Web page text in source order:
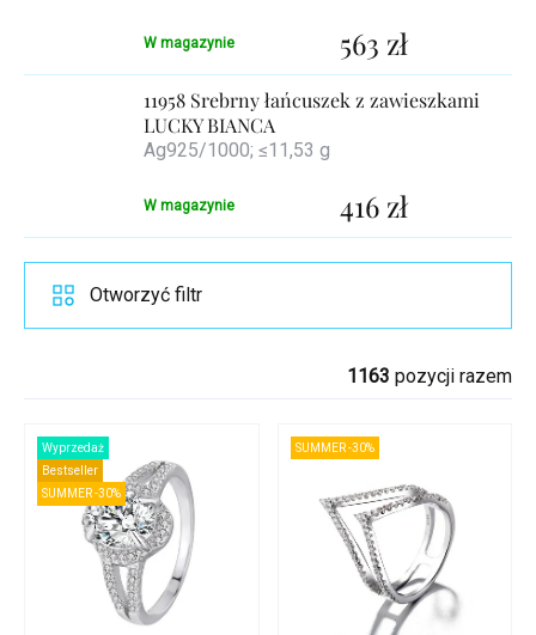
W magazynie 563 zł
11958 Srebrny łańcuszek z zawieszkami
LUCKY BIANCA
Ag925/1000; ≤11,53 g
W magazynie 416 zł
1163 pozycji razem
Otworzyć filtr
Wyprzedaż
Bestseller
SUMMER -30%
SUMMER -30%